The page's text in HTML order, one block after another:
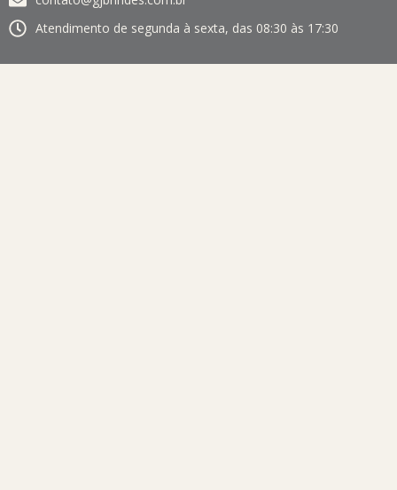
Atendimento de segunda à sexta, das 08:30 às 17:30